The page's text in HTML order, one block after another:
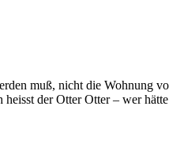
muß, nicht die Wohnung
der Otter Otter – wer